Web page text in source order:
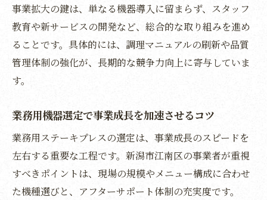
実践
補助金申請書作成で重視すべき業務用要素
とは
持続可能な拡大戦略に最適な業務用ステーキプ
レスとは
業務用ステーキプレスで目指す持続可能な
拡大戦略
業務用設備の長期活用で生まれる経営安定
事業拡大の鍵は、単なる機器導入に留まらず、スタッフ
教育や新サービスの開発など、総合的な取り組みを進め
ることです。具体的には、調理マニュアルの刷新や品質
管理体制の強化が、長期的な競争力向上に寄与していま
す。
業務用機器選定で事業成長を加速させるコツ
業務用ステーキプレスの選定は、事業成長のスピードを
左右する重要な工程です。新潟市江南区の事業者が重視
すべきポイントは、現場の規模やメニュー構成に合わせ
た機種選びと、アフターサポート体制の充実度です。